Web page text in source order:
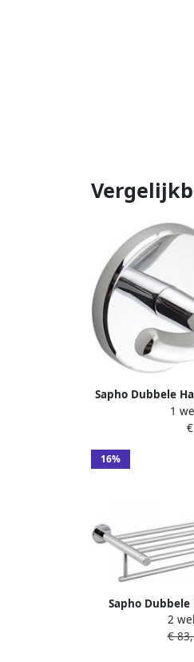
Sapho Dubbele
1
16%
Sapho
Samba met
2
€